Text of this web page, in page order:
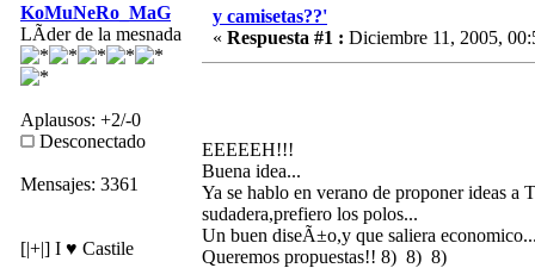
KoMuNeRo_MaG
LÃ­der de la mesnada
Aplausos: +2/-0
Desconectado
Mensajes: 3361
[|+|] I ♥ Castile
y camisetas??'
« Respuesta #1 : Diciembre 11, 2005,
EEEEEH!!!
Buena idea...
Ya se hablo en verano de proponer ideas a
sudadera,prefiero los polos...
Un buen diseÃ±o,y que saliera
Queremos propuestas!! 8) 8) 8)